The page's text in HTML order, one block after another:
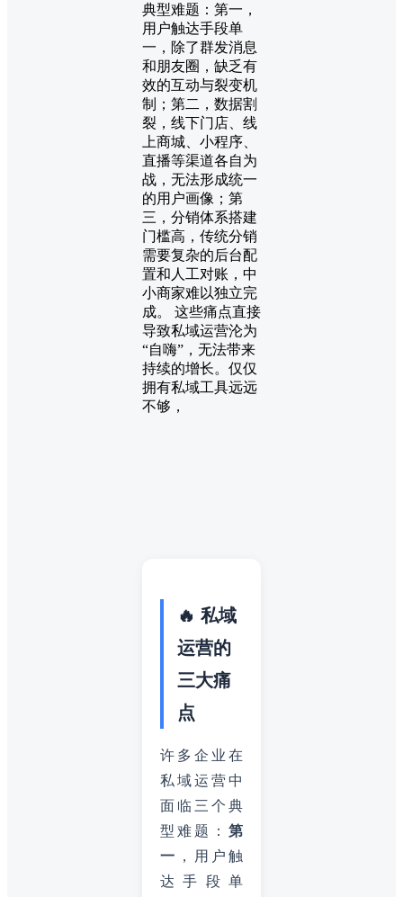
典型难题：第一，
用户触达手段单
一，除了群发消息
和朋友圈，缺乏有
效的互动与裂变机
制；第二，数据割
裂，线下门店、线
上商城、小程序、
直播等渠道各自为
战，无法形成统一
的用户画像；第
三，分销体系搭建
门槛高，传统分销
需要复杂的后台配
置和人工对账，中
小商家难以独立完
成。 这些痛点直接
导致私域运营沦为
“自嗨”，无法带来
持续的增长。仅仅
拥有私域工具远远
不够，
🔥 私域
运营的
三大痛
点
许多企业在
私域运营中
面临三个典
型难题： 第
一 ，用户触
达手段单